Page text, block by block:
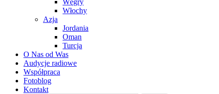
Węgry
Włochy
Azja
Jordania
Oman
Turcja
O Nas od Was
Audycje radiowe
Współpraca
Fotoblog
Kontakt